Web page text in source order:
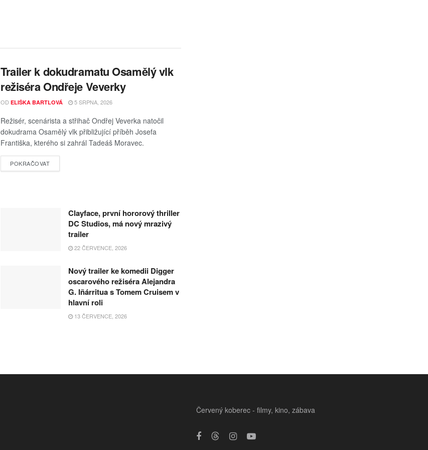
Trailer k dokudramatu Osamělý vlk
režiséra Ondřeje Veverky
OD ELIŠKA BARTLOVÁ 5 SRPNA, 2026
Režisér, scenárista a střihač Ondřej Veverka natočil
dokudrama Osamělý vlk přibližující příběh Josefa
Františka, kterého si zahrál Tadeáš Moravec.
POKRAČOVAT
Clayface, první hororový thriller
DC Studios, má nový mrazivý
trailer
22 ČERVENCE, 2026
Nový trailer ke komedii Digger
oscarového režiséra Alejandra
G. Iñárritua s Tomem Cruisem v
hlavní roli
13 ČERVENCE, 2026
Červený koberec - filmy, kino, zábava